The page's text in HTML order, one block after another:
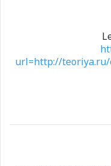
url=http://